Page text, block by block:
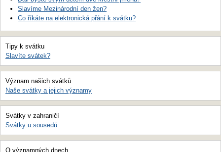
Slavíme Mezinárodní den žen?
Co říkáte na elektronická přání k svátku?
Tipy k svátku
Slavíte svátek?
Význam našich svátků
Naše svátky a jejich významy
Svátky v zahraničí
Svátky u sousedů
O významných dnech